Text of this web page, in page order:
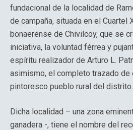
fundacional de la localidad de
de campaña, situada en el Cuartel
bonaerense de Chivilcoy, que se
iniciativa, la voluntad férrea y
espíritu realizador de Arturo L.
asimismo, el completo trazado
pintoresco pueblo rural del distrito.
Dicha localidad – una zona
ganadera -, tiene el nombre del